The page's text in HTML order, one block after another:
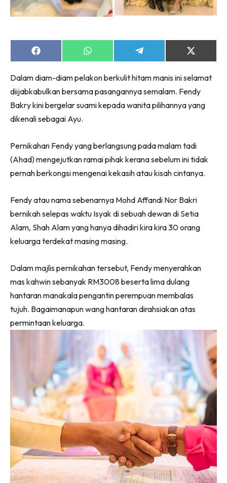
Share
on
Share
on
Share
on
Share
on
(Twitter)
Dalam diam-diam pelakon berkulit hitam manis ini selamat
diijabkabulkan bersama pasangannya semalam. Fendy
Bakry kini bergelar suami kepada wanita pilihannya yang
dikenali sebagai Ayu.
Pernikahan Fendy yang berlangsung pada malam tadi
(Ahad) mengejutkan ramai pihak kerana sebelum ini tidak
pernah berkongsi mengenai kekasih atau kisah cintanya.
Fendy atau nama sebenarnya Mohd Affandi Nor Bakri
bernikah selepas waktu Isyak di sebuah dewan di Setia
Alam, Shah Alam yang hanya dihadiri kira kira 30 orang
keluarga terdekat masing masing.
Dalam majlis pernikahan tersebut, Fendy menyerahkan
mas kahwin sebanyak RM3008 beserta lima dulang
hantaran manakala pengantin perempuan membalas
tujuh. Bagaimanapun wang hantaran dirahsiakan atas
permintaan keluarga.